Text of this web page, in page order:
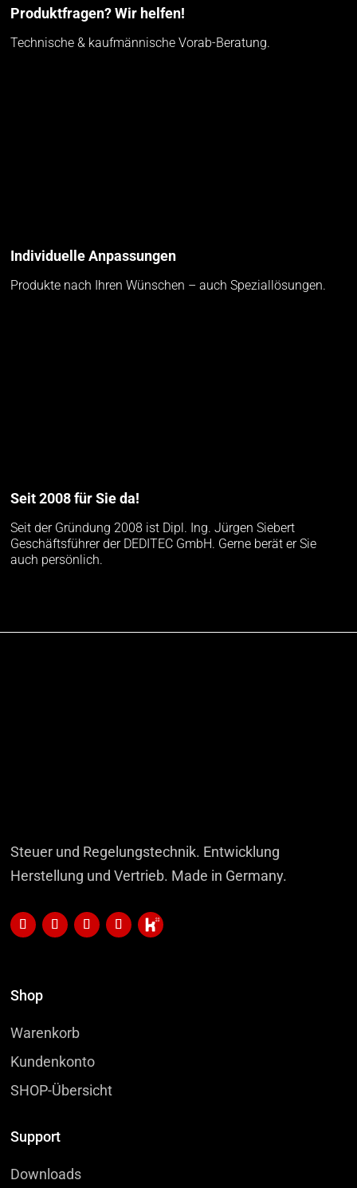
Produktfragen? Wir helfen!
Technische & kaufmännische Vorab-Beratung.
Individuelle Anpassungen
Produkte nach Ihren Wünschen – auch Speziallösungen.
Seit 2008 für Sie da!
Seit der Gründung 2008 ist Dipl. Ing. Jürgen Siebert
Geschäftsführer der DEDITEC GmbH. Gerne berät er Sie
auch persönlich.
Steuer und Regelungstechnik. Entwicklung
Herstellung und Vertrieb. Made in Germany.
Shop
Warenkorb
Kundenkonto
SHOP-Übersicht
Support
Downloads